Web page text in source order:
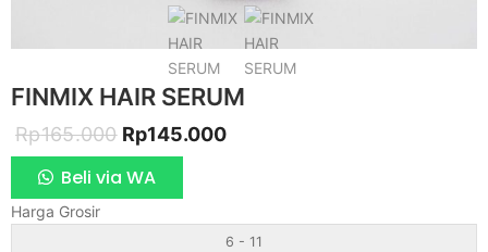
FINMIX HAIR SERUM
Rp165.000 Original
was:
Rp165.000.
Rp145.000Current
Rp145.000.
Beli via WA
Harga Grosir
6 - 11